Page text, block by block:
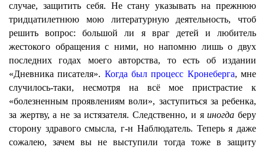
случае, защитить себя. Не стану указывать на прежнюю
тридцатилетнюю мою литературную деятельность, чтоб
решить вопрос: большой ли я враг детей и любитель
жестокого обращения с ними, но напомню лишь о двух
последних годах моего авторства, то есть об издании
«Дневника писателя». Когда был процесс Кронеберга, мне
случилось-таки, несмотря на всё мое пристрастие к
«болезненным проявлениям воли», заступиться за ребенка,
за жертву, а не за истязателя. Следственно, и яиногдаберу
сторону здравого смысла, г-н Наблюдатель. Теперь я даже
сожалею, зачем вы не выступили тогда тоже в защиту